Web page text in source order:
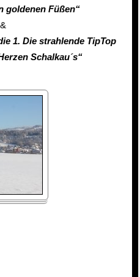
goldenen Füßen“
&
1. Die strahlende TipTop
Schalkau´s“